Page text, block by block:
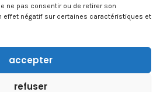
ne pas consentir ou de retirer son
effet négatif sur certaines caractéristiques et
accepter
refuser
À PROPOS
CONTACT